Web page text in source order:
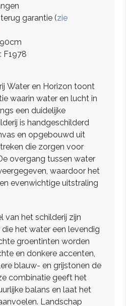
garantie (zie
F1978
Water en Horizon toont
waarin water en lucht in
een duidelijke
is handgeschilderd
en opgebouwd uit
die zorgen voor
overgang tussen water
waardoor het
evenwichtige uitstraling
van het schilderij zijn
het water een levendig
groentinten worden
en donkere accenten,
blauw- en grijstonen de
combinatie geeft het
balans en laat het
Landschap